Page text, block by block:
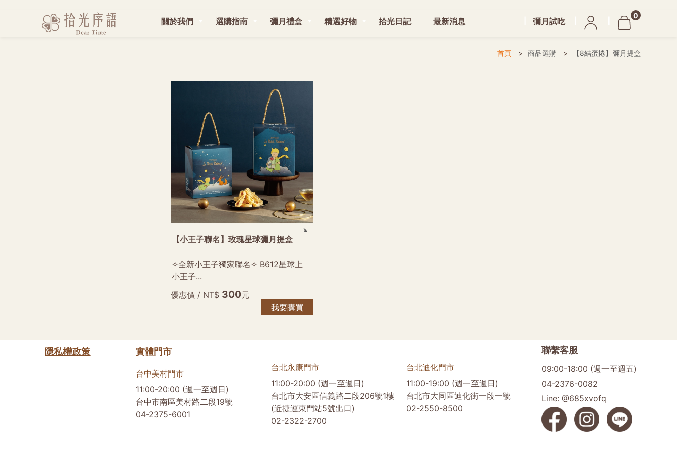
關於我們 選購指南 彌月禮盒 精選好物
0
彌月試吃
拾光日記 最新消息
首頁 商品選購 【8結蛋捲】彌月提盒
【小王子聯名】玫瑰星球彌月提盒
✧全新小王子獨家聯名✧ B612星球上
小王子...
優惠價 / NT$ 300元
我要購買
隱私權政策 實體門市
台中美村門市
11:00-20:00 (週一至週日)
台中市南區美村路二段19號
04-2375-6001
台北永康門市
11:00-20:00 (週一至週日)
台北市大安區信義路二段206號1樓
(近捷運東門站5號出口)
02-2322-2700
台北迪化門市
11:00-19:00 (週一至週日)
台北市大同區迪化街一段一號
02-2550-8500
聯繫客服
09:00-18:00 (週一至週五)
04-2376-0082
Line: @685xvofq